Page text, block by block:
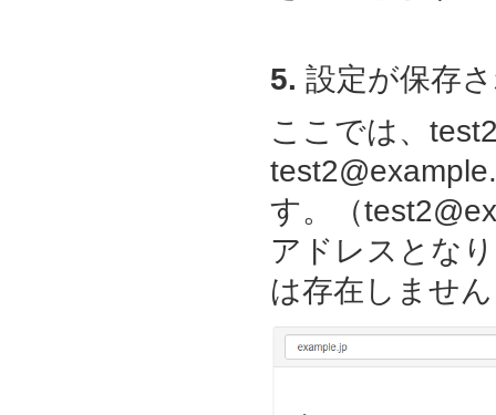
5. 設定が保存
ここでは、
す。（
アドレスとな
は存在しません